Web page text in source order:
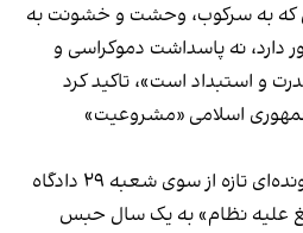
که به سرکوب، وحشت و خشونت به
دارد، نه پاسداشت دموکراسی و
و استبداد است»، تاکید کرد
اسلامی «مشروعیت»
محمدی روز ۲۹ خرداد در پرونده‌ای تازه از سوی شعبه ۲۹ دادگاه
علیه نظام» به یک سال حبس